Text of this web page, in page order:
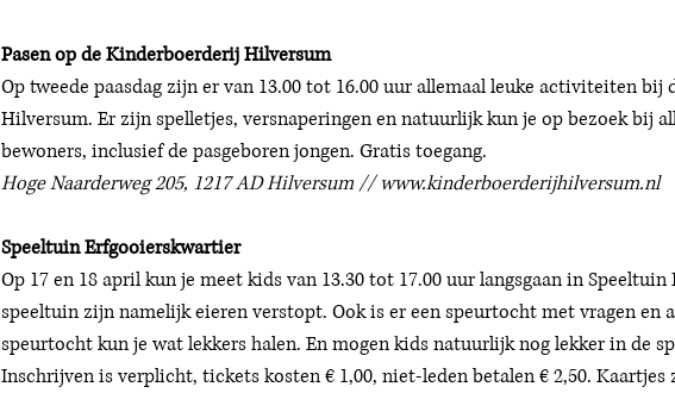
Pasen op de Kinderboerderij Hilversum
Op tweede paasdag zijn er van 13.00 tot 16.00 uur allemaal leuke activiteiten
Hilversum. Er zijn spelletjes, versnaperingen en natuurlijk kun je op bezoek bij
bewoners, inclusief de pasgeboren jongen. Gratis toegang.
Hoge Naarderweg 205, 1217 AD Hilversum // www.kinderboerderijhilversum.nl
Speeltuin Erfgooierskwartier
Op 17 en 18 april kun je meet kids van 13.30 tot 17.00 uur langsgaan in
speeltuin zijn namelijk eieren verstopt. Ook is er een speurtocht met vragen en
speurtocht kun je wat lekkers halen. En mogen kids natuurlijk nog lekker in de
Inschrijven is verplicht, tickets kosten € 1,00, niet-leden betalen € 2,50. Kaartjes